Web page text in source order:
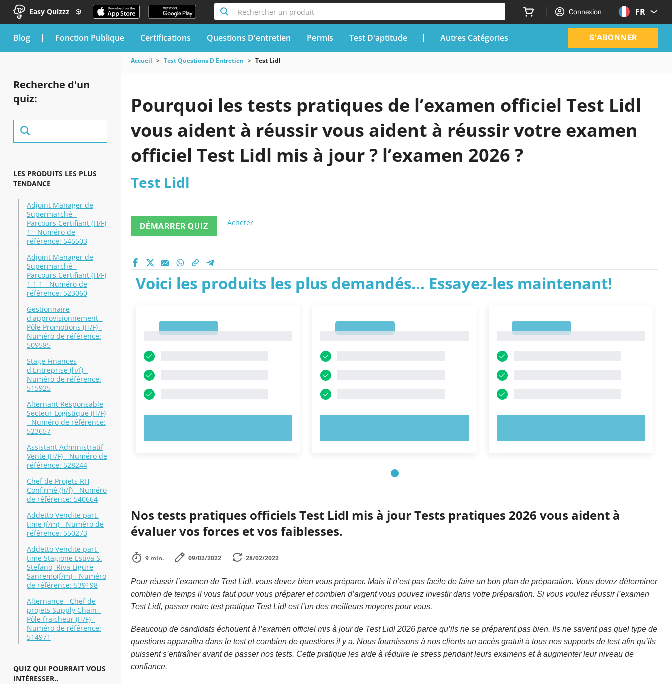
Easy Quizzz Rechercher un produit Connexion FR
blog Fonction Publique Certifications Questions D'entretien Permis Test D'aptitude Autres Catégories S'ABONNER
Recherche d'un
quiz:
LES PRODUITS LES PLUS
TENDANCE
Adjoint Manager de
Supermarché -
Parcours Certifiant (H/F)
1 - Numéro de
référence: 545503
Adjoint Manager de
Supermarché -
Parcours Certifiant (H/F)
1 1 1 - Numéro de
référence: 523060
Gestionnaire
d'approvisionnement -
Pôle Promotions (H/F) -
Numéro de référence:
509585
Stage Finances
d'Entreprise (h/f) -
Numéro de référence:
515925
Alternant Responsable
Secteur Logistique (H/F)
- Numéro de référence:
523657
Assistant Administratif
Vente (H/F) - Numéro de
référence: 528244
Chef de Projets RH
Confirmé (h/f) - Numéro
de référence: 540664
Addetto Vendite part-
time (f/m) - Numéro de
référence: 550273
Addetto Vendite part-
time Stagione Estiva S.
Stefano, Riva Ligure,
Sanremo(f/m) - Numéro
de référence: 539198
Alternance - Chef de
projets Supply Chain -
Pôle fraicheur (H/F) -
Numéro de référence:
514971
QUIZ QUI POURRAIT VOUS
INTÉRESSER..
Accueil Test Questions D Entretien Test Lidl
Pourquoi les tests pratiques de l’examen officiel Test Lidl
vous aident à réussir vous aident à réussir votre examen
officiel Test Lidl mis à jour ? l’examen 2026 ?
Test Lidl
DÉMARRER QUIZ Acheter
Voici les produits les plus demandés... Essayez-les maintenant!
Nos tests pratiques officiels Test Lidl mis à jour Tests pratiques 2026 vous aident à
évaluer vos forces et vos faiblesses.
9 min. 09/02/2022 28/02/2022
Pour réussir l’examen de Test Lidl, vous devez bien vous préparer. Mais il n’est pas facile de faire un bon plan de préparation. Vous devez déterminer
combien de temps il vous faut pour vous préparer et combien d’argent vous pouvez investir dans votre préparation. Si vous voulez réussir l’examen
Test Lidl, passer notre test pratique Test Lidl est l’un des meilleurs moyens pour vous.
Beaucoup de candidats échouent à l’examen officiel mis à jour de Test Lidl 2026 parce qu’ils ne se préparent pas bien. Ils ne savent pas quel type de
questions apparaîtra dans le test et combien de questions il y a. Nous fournissons à nos clients un accès gratuit à tous nos supports de test afin qu’ils
puissent s’entraîner avant de passer nos tests. Cette pratique les aide à réduire le stress pendant leurs examens et à augmenter leur niveau de
confiance.